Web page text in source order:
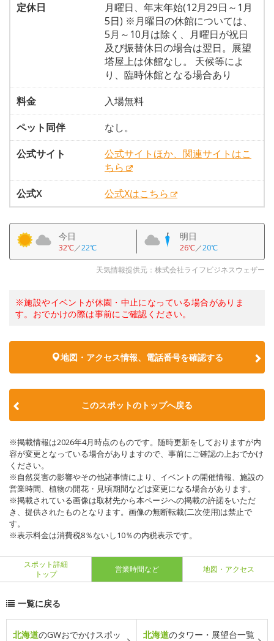
定休日
月曜日、年末年始(12月29日～1月
5日) ※月曜日の休館については、
5月～10月は除く、月曜日が祝日
及び振替休日の場合は翌日。展望
塔屋上は休館なし。 天候等によ
り、臨時休館となる場合あり
料金
入場無料
ペット同伴
なし。
公式サイト
公式サイトほか、関連サイトはこ
ちら
公式X
公式Xはこちら
今日
32℃／22℃
明日
26℃／20℃
天気情報提供元：株式会社ライフビジネスウェザー
※施設やイベントが休園・中止になっている場合がありま
す。おでかけの際は事前にご確認ください。
地図・アクセス情報、電話番号を確認する
このスポットのトップへ戻る
※掲載情報は2026年4月時点のものです。随時更新をしておりますが内
容が変更となっている場合がありますので、事前にご確認の上おでかけ
ください。
※自然災害の影響やその他諸事情により、イベントの開催情報、施設の
営業時間、植物の開花・見頃期間などは変更になる場合があります。
※掲載されている画像は取材先から本ページへの掲載の許諾をいただ
き、提供されたものとなります。画像の無断転載(二次使用)は禁止で
す。
※表示料金は消費税8％ないし10％の内税表示です。
スポット詳細
トップ
営業時間など 地図・アクセス
一覧に戻る
北海道のGWおでかけスポッ
北海道のタワー・展望台一覧